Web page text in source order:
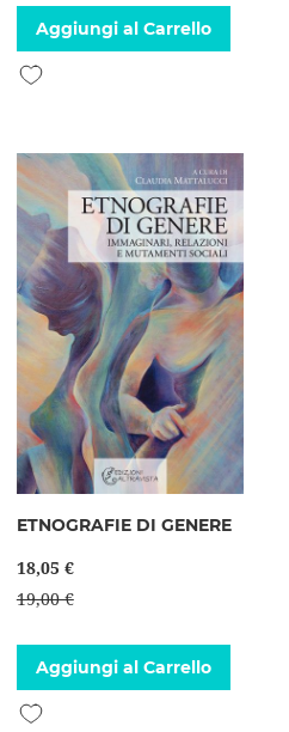
Aggiungi al Carrello
Aggiungi alla lista desideri
ETNOGRAFIE DI GENERE
18,05 €
19,00 €
Aggiungi al Carrello
Aggiungi alla lista desideri